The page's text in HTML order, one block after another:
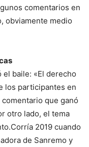
comentarios en
obviamente medio
el baile: «El derecho
los participantes en
comentario que ganó
otro lado, el tema
2019 cuando
de Sanremo y